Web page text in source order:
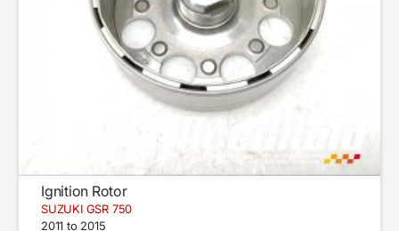
Ignition Rotor
SUZUKI GSR 750
2011 to 2015